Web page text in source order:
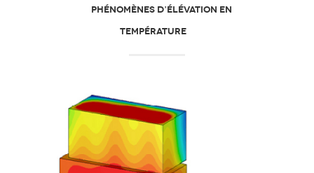
PHÉNOMÈNES D’ÉLÉVATION EN
TEMPÉRATURE